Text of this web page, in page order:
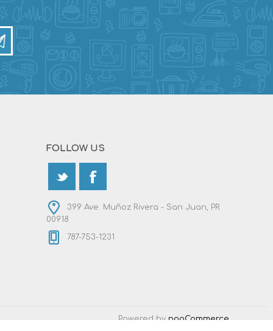
FOLLOW US
399 Ave. Muñoz Rivera - San Juan, PR
00918
787-753-1231
Powered by nopCommerce